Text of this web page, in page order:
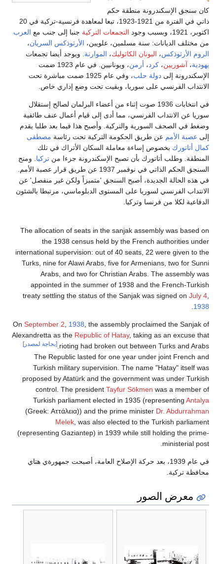
كان سنجق الإسكندرونة منطقة حكم
ذاتي في الفترة من 1921-1923، تبعا لمعاهدة فرنسية-تركية في 20
اكتوبر، 1921، وبسبب وجود
التجمعات التركية جنبا إلى جنب مع العرب
من مختلف الديانات: سنة مسلمين، علويين، الأرثوذكس السريان،
الروم الأرثوذكس، اليونان الكاثوليك، الموارنة. ويوجد أيضا تجمعات
يهودية، آشوريين، كرد، أرمن
، ويونانيين. في عام 1923 ضمت
الإسكندرونة إلى دولة حلب
، وفي عام 1925 ضمت مباشرة تحت
الانتداب الفرنسي على سوريا، وبقيت تحت وضع إداري خاص.
في انتخابات 1936 صوت إثناء من أعضاء البرلمان لصالح إستقلال
سوريا عن الانتداب الفرنسي، مما أدى إلى قيام أعمال عنف طائفية
وضغط في الصحف السورية والتركية. وأصبح هذا فيما بعد طلبا يقدم
إلى عصبة الأمم عن طريق الحكومة التركية تحت رئاسة مصطفى
كمال أتاتورك بخصوص إساءة معاملة السكان الأتراك في تلك
المنطقة. وطلب أتاتورك بأن تصبح الإسكندرونة جزءا من تركيا. ومنح
السنجق الحكم الذاتي في نوفمبر 1937 عن طريق قرار عصبة الأمم.
في هذه الحالة الجديدة، أصبح السنجق 'متميزاً ولكن غير منفصل' عن
الانتداب الفرنسي لسوريا على المستوى الدبلوماسي، مرتبطا بالشئون
الدفاعية لكلا من فرنسا وتركيا.
The allocation of seats in the sanjak assembly was based on
the 1938 census held by the French authorities under
international supervision: out of 40 seats, 22 were given to the
Turks, nine for Alawi Arabs, five for Armenians, two for Sunni
Arabs, and two for Christian Arabs. The assembly was
appointed in the summer of 1938 and the French-Turkish
treaty settling the status of the Sanjak was signed on July 4,
1938
.
On September 2, 1938, the assembly proclaimed the Sanjak of
Alexandretta as the Republic of Hatay, taking as an excuse that
rioting had broken out between Turks and Arabs. [بحاجة لمصدر]
The Republic lasted for one year under joint French and
Turkish military supervision. The name "Hatay" itself was
proposed by Atatürk and the government was under Turkish
control. The president Tayfur Sökmen was a member of
Turkish parliament elected in 1935 (representing Antalya
(Greek: Αττάλεια)) and the prime minister Dr. Abdurrahman
Melek, was also elected to the Turkish parliament
(representing Gaziantep) in 1939 while still holding the prime-
ministerial post.
في عام 1939، بعد حركة الإصلاح العامة، أصبحت جمهورةي هتاي
محافظة تركية.
معرض الصور